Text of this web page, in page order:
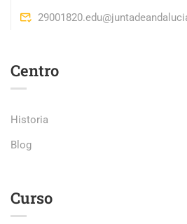
Centro
Historia
Blog
Curso